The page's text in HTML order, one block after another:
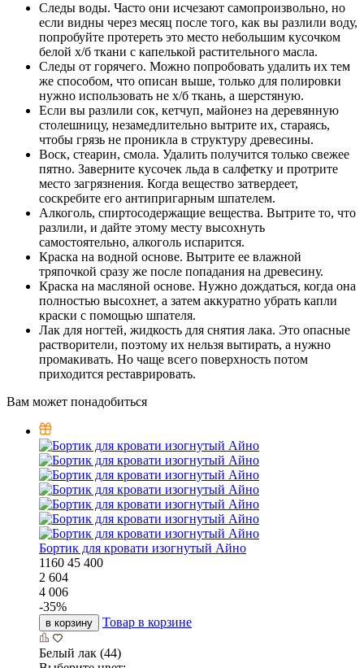
Следы воды. Часто они исчезают самопроизвольно, но
если видны через месяц после того, как вы разлили воду,
попробуйте протереть это место небольшим кусочком
белой х/б ткани с капелькой растительного масла.
Следы от горячего. Можно попробовать удалить их тем
же способом, что описан выше, только для полировки
нужно использовать не х/б ткань, а шерстяную.
Если вы разлили сок, кетчуп, майонез на деревянную
столешницу, незамедлительно вытрите их, стараясь,
чтобы грязь не проникла в структуру древесины.
Воск, стеарин, смола. Удалить получится только свежее
пятно. Заверните кусочек льда в салфетку и протрите
место загрязнения. Когда вещество затвердеет,
соскребите его антипригарным шпателем.
Алкоголь, спиртосодержащие вещества. Вытрите то, что
разлили, и дайте этому месту высохнуть
самостоятельно, алкоголь испарится.
Краска на водной основе. Вытрите ее влажной
тряпочкой сразу же после попадания на древесину.
Краска на масляной основе. Нужно дождаться, когда она
полностью высохнет, а затем аккуратно убрать капли
краски с помощью шпателя.
Лак для ногтей, жидкость для снятия лака. Это опасные
растворители, поэтому их нельзя вытирать, а нужно
промакивать. Но чаще всего поверхность потом
приходится реставрировать.
Вам может понадобиться
Бортик для кровати изогнутый Айно
1160 45 400
2 604
4 006
-35%
в корзину Товар в корзине
Белый лак (44)